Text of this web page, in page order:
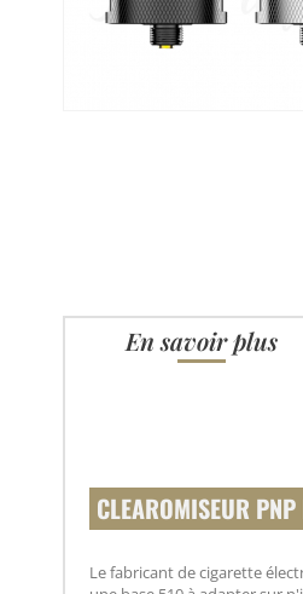
En savoir plus
CLEAROMISEUR
Le fabricant de cigarette